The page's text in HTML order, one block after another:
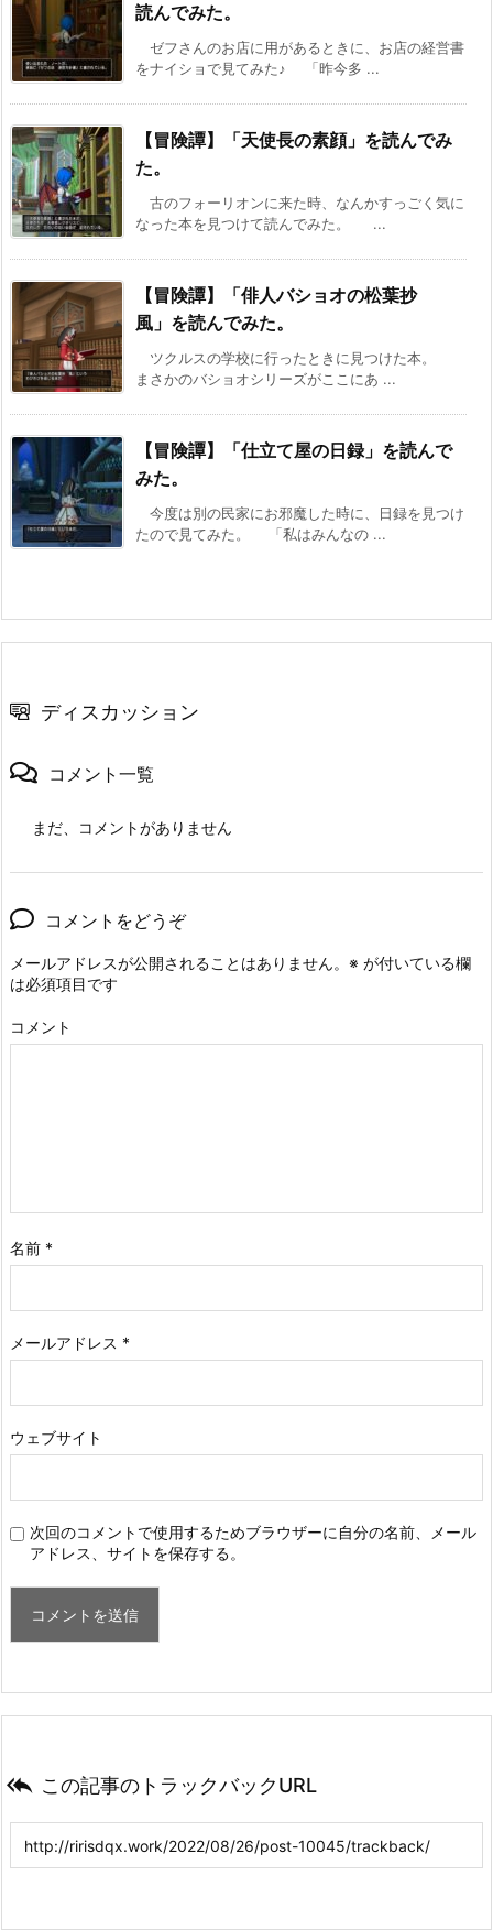
読んでみた。
ゼフさんのお店に用があるときに、お店の経営書
をナイショで見てみた♪ 「昨今多 ...
【冒険譚】「天使長の素顔」を読んでみ
た。
古のフォーリオンに来た時、なんかすっごく気に
なった本を見つけて読んでみた。 ...
【冒険譚】「俳人バショオの松葉抄
風」を読んでみた。
ツクルスの学校に行ったときに見つけた本。
まさかのバショオシリーズがここにあ ...
【冒険譚】「仕立て屋の日録」を読んで
みた。
今度は別の民家にお邪魔した時に、日録を見つけ
たので見てみた。 「私はみんなの ...
ディスカッション
コメント一覧
まだ、コメントがありません
コメントをどうぞ
メールアドレスが公開されることはありません。 ※ が付いている欄
は必須項目です
コメント
名前 *
メールアドレス *
ウェブサイト
次回のコメントで使用するためブラウザーに自分の名前、メール
アドレス、サイトを保存する。
 この記事のトラックバックURL